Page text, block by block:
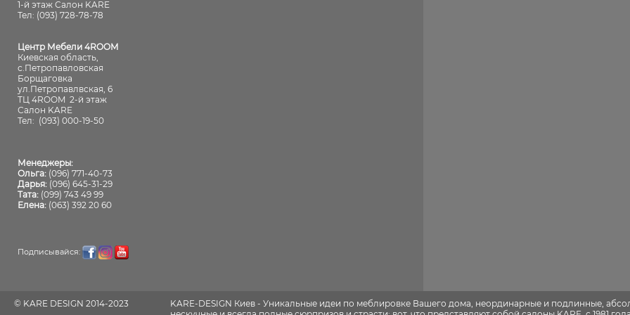
1-й этаж Салон KARE
Тел: (093) 728-78-78
Центр Мебели 4ROOM
Киевская область,
с.Петропавловская
Борщаговка
ул.Петропавлвская, 6
ТЦ 4ROOM 2-й этаж
Салон KARE
Тел: (093) 000-19-50
Менеджеры:
Ольга: (096) 771-40-73
Дарья: (096) 645-31-29
Тата: (099) 743 49 99
Елена: (063) 392 20 60
Подписывайся:
© KARE DESIGN 2014-2023
KARE-DESIGN Киев - Уникальные идеи по меблировке Вашего дома, неординарные и подлинные,